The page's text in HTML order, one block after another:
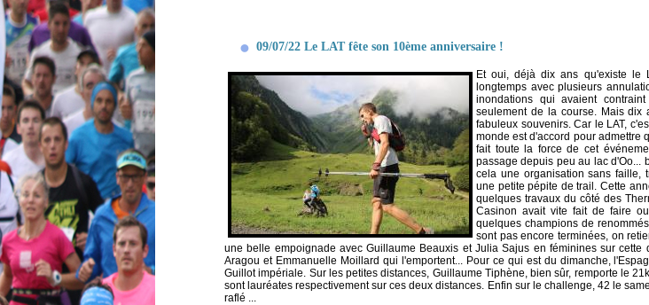
09/07/22 Le LAT fête son 10ème anniversaire !
Et oui, déjà dix ans qu'existe le
longtemps avec plusieurs
inondations qui avaient
seulement de la course. Mais dix
fabuleux souvenirs. Car le LAT,
monde est d'accord pour admettre
fait toute la force de cet
passage depuis peu au lac d'Oo...
cela une organisation sans faille,
une petite pépite de trail. Cette
quelques travaux du côté des
Casinon avait vite fait de faire
quelques champions de
sont pas encore terminées, on
une belle empoignade avec Guillaume Beauxis et Julia Sajus en féminines sur
Aragou et Emmanuelle Moillard qui l'emportent... Pour ce qui est du dimanche,
Guillot impériale. Sur les petites distances, Guillaume Tiphène, bien sûr, remporte le
sont lauréates respectivement sur ces deux distances. Enfin sur le challenge, 42 le
raflé ...